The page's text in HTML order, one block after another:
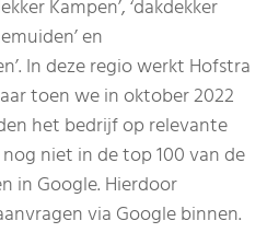
Kampen’, ‘dakdekker
en
In deze regio werkt Hofstra
toen we in oktober 2022
het bedrijf op relevante
niet in de top 100 van de
in Google. Hierdoor
via Google binnen.